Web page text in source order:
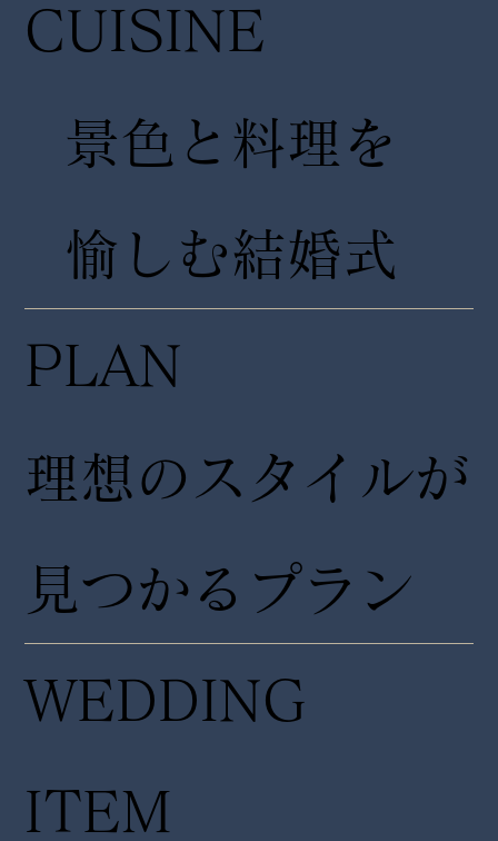
CUISINE
景色と料理を
愉しむ結婚式
PLAN
理想のスタイルが
見つかるプラン
WEDDING
ITEM